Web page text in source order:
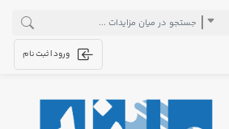
ورود | ثبت نام